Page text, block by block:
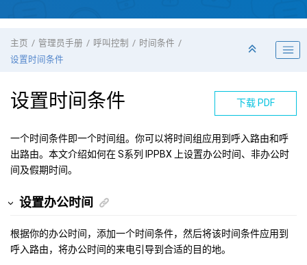
主页 管理员手册 呼叫控制
时间条件
设置时间条件
下载 PDF
设置时间条件
一个时间条件即一个时间组。你可以将时间组应用到呼入路由和呼
出路由。本文介绍如何在S系列 IPPBX
上设置办公时间、非办公时
间及假期时间。
设置办公时间
根据你的办公时间，添加一个时间条件，然后将该时间条件应用到
呼入路由，将办公时间的来电引导到合适的目的地。